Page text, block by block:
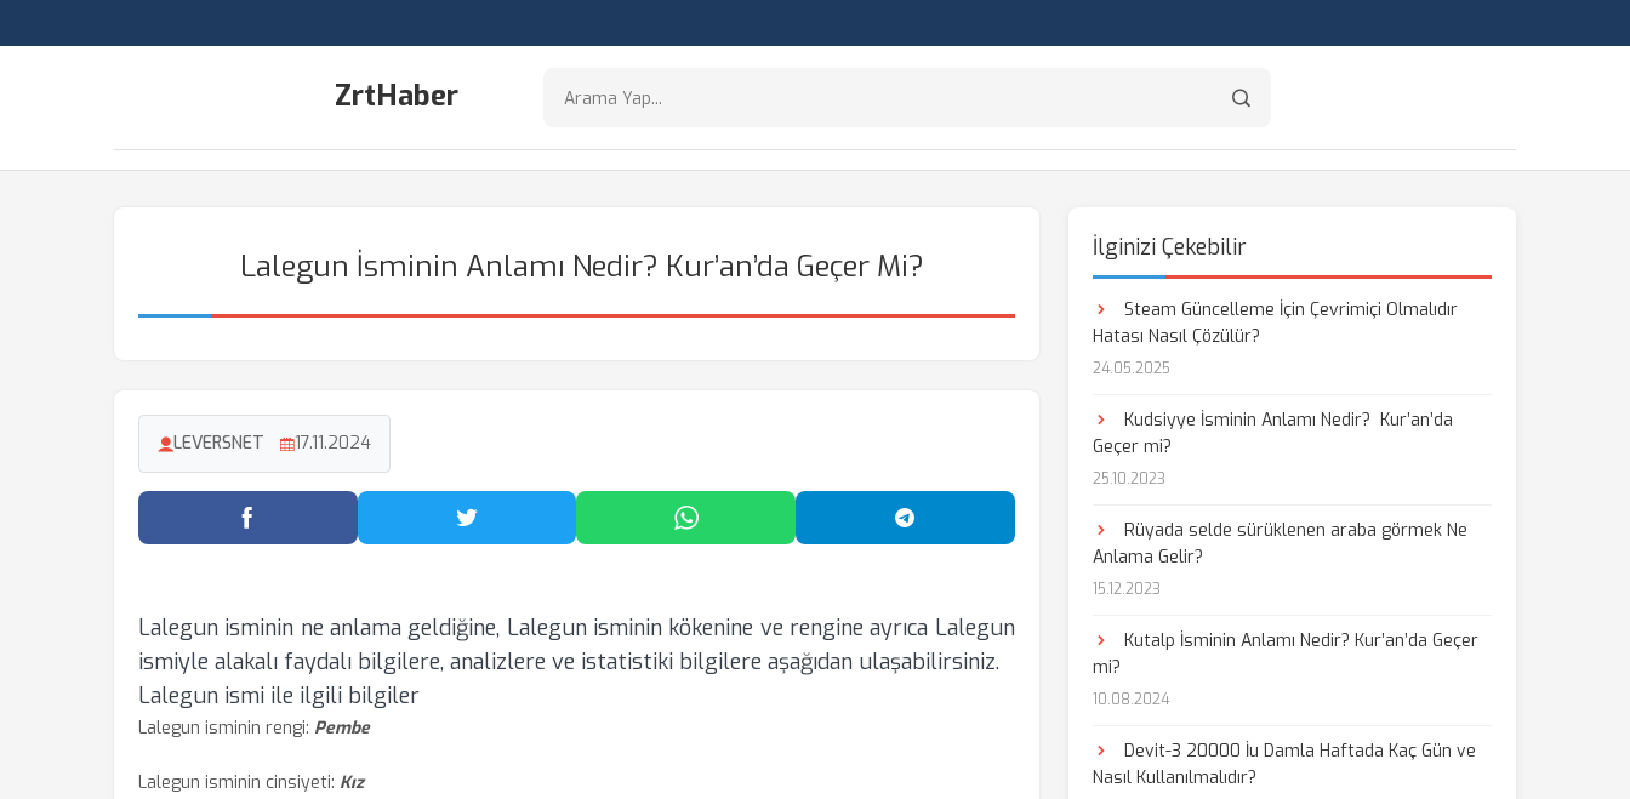
ZrtHaber
Lalegun İsminin Anlamı Nedir? Kur’an’da Geçer Mi?
LEVERSNET 17.11.2024
Facebook'ta Paylaş Twitter'da Paylaş WhatsApp'ta Paylaş Telegram'da Paylaş
Lalegun isminin ne anlama geldiğine, Lalegun isminin kökenine ve rengine ayrıca Lalegun
ismiyle alakalı faydalı bilgilere, analizlere ve istatistiki bilgilere aşağıdan ulaşabilirsiniz.
Lalegun ismi ile ilgili bilgiler
Lalegun isminin rengi: Pembe
Lalegun isminin cinsiyeti: Kız
İlginizi Çekebilir
Steam Güncelleme İçin Çevrimiçi Olmalıdır
Hatası Nasıl Çözülür?
24.05.2025
Kudsiyye İsminin Anlamı Nedir? Kur’an’da
Geçer mi?
25.10.2023
Rüyada selde sürüklenen araba görmek Ne
Anlama Gelir?
15.12.2023
Kutalp İsminin Anlamı Nedir? Kur’an’da Geçer
mi?
10.08.2024
Devit-3 20000 İu Damla Haftada Kaç Gün ve
Nasıl Kullanılmalıdır?